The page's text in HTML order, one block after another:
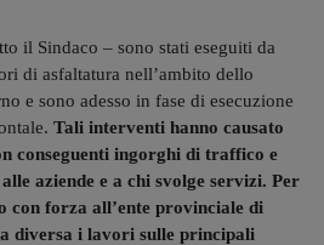
il Sindaco – sono stati eseguiti da
di asfaltatura nell’ambito dello
e sono adesso in fase di esecuzione
Tali interventi hanno causato
conseguenti ingorghi di traffico e
aziende e a chi svolge servizi. Per
con forza all’ente provinciale di
diversa i lavori sulle principali